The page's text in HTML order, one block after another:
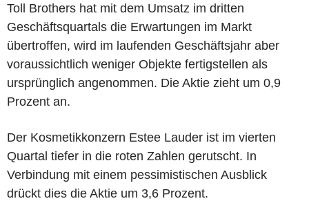
Toll Brothers hat mit dem Umsatz im dritten
Geschäftsquartals die Erwartungen im Markt
übertroffen, wird im laufenden Geschäftsjahr aber
voraussichtlich weniger Objekte fertigstellen als
ursprünglich angenommen. Die Aktie zieht um 0,9
Prozent an.
Der Kosmetikkonzern Estee Lauder ist im vierten
Quartal tiefer in die roten Zahlen gerutscht. In
Verbindung mit einem pessimistischen Ausblick
drückt dies die Aktie um 3,6 Prozent.